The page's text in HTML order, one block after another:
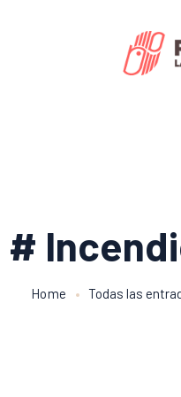
#
Home Todas las